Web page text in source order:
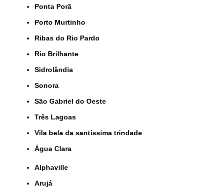
Ponta Porã
Porto Murtinho
Ribas do Rio Pardo
Rio Brilhante
Sidrolândia
Sonora
São Gabriel do Oeste
Três Lagoas
Vila bela da santíssima trindade
Água Clara
Alphaville
Arujá